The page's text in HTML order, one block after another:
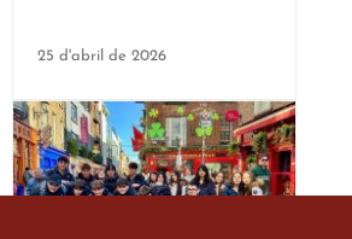
25 d'abril de 2026